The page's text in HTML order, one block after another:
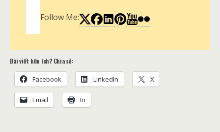
Follow Me:
Bài viết hữu ích? Chia sẻ:
Facebook LinkedIn X
Email In